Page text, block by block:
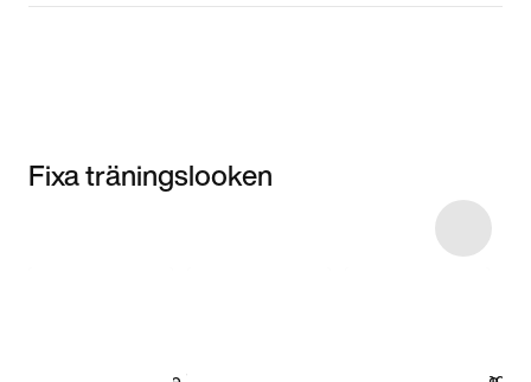
Fixa träningslooken